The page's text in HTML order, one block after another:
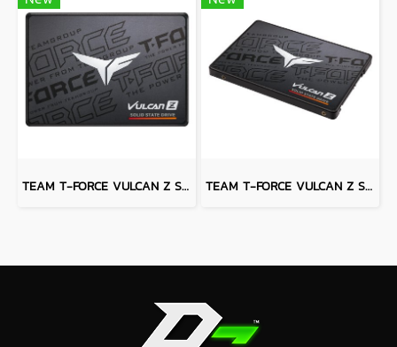
TEAM T-FORCE VULCAN Z SSD 1 TB TEAM T-FORCE VULCAN Z SSD 256 GB